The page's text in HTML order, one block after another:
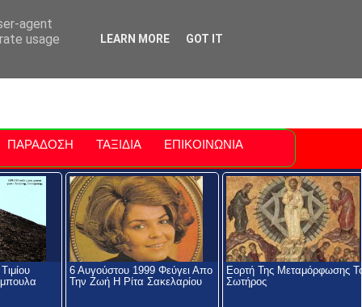
Polis
ΠΑΡΑΔΟΣΗ ΤΑΞΙΔΙΑ ΕΠΙΚΟΙΝΩΝΙΑ
6 Αυγούστου 1999 Φεύγει Απο
Την Ζωή Η Ρίτα Σακελαρίου
Eορτή Της Μεταμόρφωσης
Σωτήρος
agent
usage
LEARN MORE GOT IT